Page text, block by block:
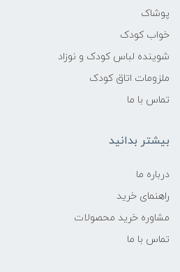
پوشاک
خواب کودک
شوینده لباس کودک و نوزاد
ملزومات اتاق کودک
تماس با ما
بیشتر بدانید
درباره ما
راهنمای خرید
مشاوره خرید محصولات
تماس با ما